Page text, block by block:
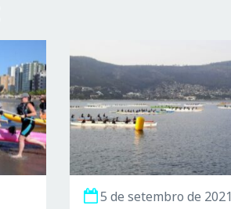
5 de setembro de 2021